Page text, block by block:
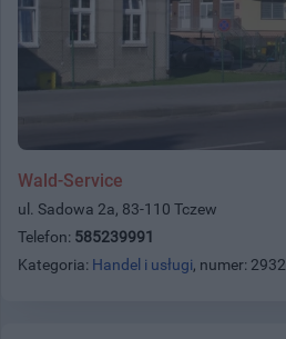
Wald-Service
ul. Sadowa 2a, 83-110 Tczew
Telefon: 585239991
Kategoria: Handel i usługi, numer: 2932